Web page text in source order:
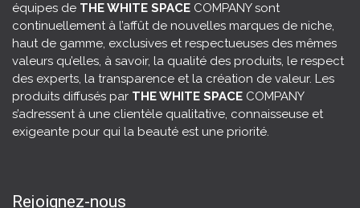
équipes de THE WHITE SPACE COMPANY sont
continuellement à l’affût de nouvelles marques de niche,
haut de gamme, exclusives et respectueuses des mêmes
valeurs qu’elles, à savoir, la qualité des produits, le respect
des experts, la transparence et la création de valeur. Les
produits diffusés par THE WHITE SPACE COMPANY
s’adressent à une clientèle qualitative, connaisseuse et
exigeante pour qui la beauté est une priorité.
Rejoignez-nous